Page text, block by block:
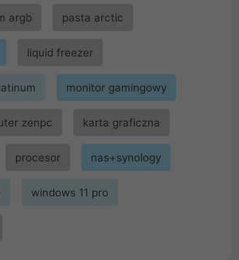
argb pasta arctic
liquid freezer
monitor gamingowy
zenpc karta graficzna
procesor nas+synology
windows 11 pro